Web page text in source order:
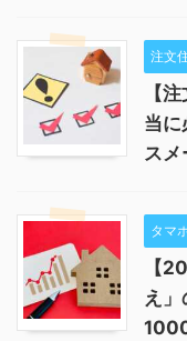
注文
【
当に
ス
タマ
【
え